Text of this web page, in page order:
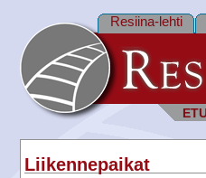
Resiina-lehti
Liikennepaikat